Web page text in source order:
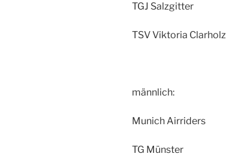
TGJ Salzgitter
TSV Viktoria Clarholz
männlich:
Munich Airriders
TG Münster